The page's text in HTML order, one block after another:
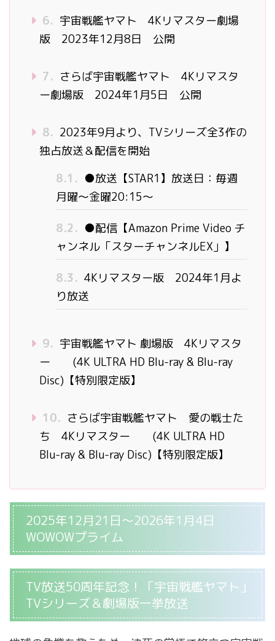
6. 宇宙戦艦ヤマト 4Kリマスター劇場
版 2023年12月8日 公開
7. さらば宇宙戦艦ヤマト 4Kリマスタ
ー劇場版 2024年1月5日 公開
8. 2023年9月より、TVシリーズ全3作の
独占放送＆配信を開始
8.1. ●放送【STAR1】放送日：毎週
月曜～金曜20:15～
8.2. ●配信【Amazon Prime Video チ
ャンネル「スターチャンネルEX」】
8.3. 4Kリマスター版 2024年1月よ
り放送
9. 宇宙戦艦ヤマト 劇場版 4Kリマスタ
ー (4K ULTRA HD Blu-ray & Blu-ray
Disc)【特別限定版】
10. さらば宇宙戦艦ヤマト 愛の戦士た
ち 4Kリマスター (4K ULTRA HD
Blu-ray & Blu-ray Disc)【特別限定版】
2025年12月21日～2026年1月4日
WOWOWプライム
TV放送50周年記念！「宇宙戦艦ヤマト」
TVシリーズ＆劇場版一挙放送